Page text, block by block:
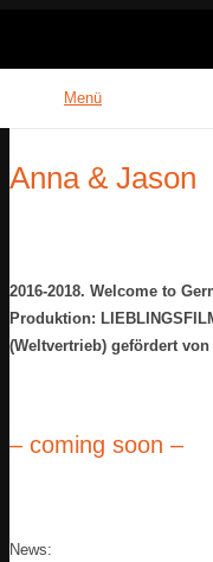
Menü
Anna & Jason
2016-2018. Welcome to
Produktion:
(Weltvertrieb) gefördert
– coming soon –
News: